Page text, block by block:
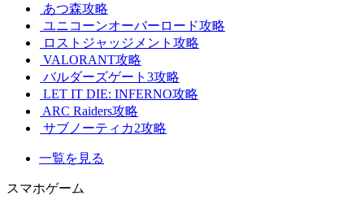
あつ森攻略
ユニコーンオーバーロード攻略
ロストジャッジメント攻略
VALORANT攻略
バルダーズゲート3攻略
LET IT DIE: INFERNO攻略
ARC Raiders攻略
サブノーティカ2攻略
一覧を見る
スマホゲーム